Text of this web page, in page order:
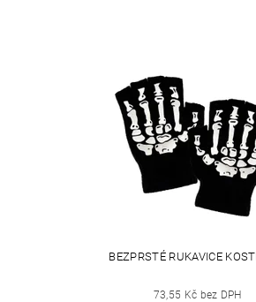
BEZPRSTÉ RUKAVICE
73,55 Kč bez DPH